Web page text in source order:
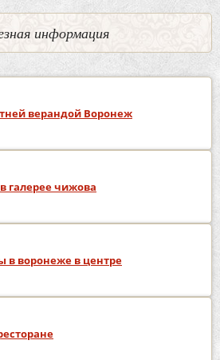
информация
верандой Воронеж
галерее чижова
в воронеже в центре